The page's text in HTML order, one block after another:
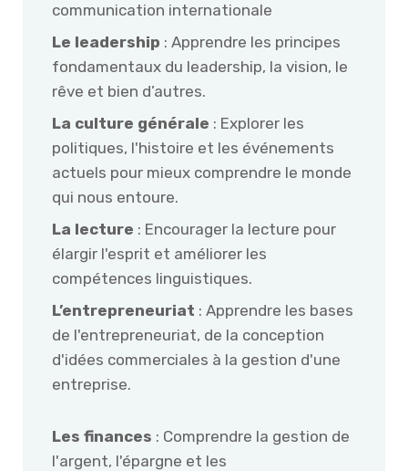
communication internationale
Le leadership : Apprendre les principes
fondamentaux du leadership, la vision, le
rêve et bien d’autres.
La culture générale : Explorer les
politiques, l'histoire et les événements
actuels pour mieux comprendre le monde
qui nous entoure.
La lecture : Encourager la lecture pour
élargir l'esprit et améliorer les
compétences linguistiques.
L’entrepreneuriat : Apprendre les bases
de l'entrepreneuriat, de la conception
d'idées commerciales à la gestion d'une
entreprise.
Les finances : Comprendre la gestion de
l'argent, l'épargne et les